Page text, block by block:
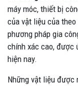
máy móc, thiết bị
của vật liệu của
phương pháp gia
chính xác cao, được
hiện nay.
Những vật liệu được